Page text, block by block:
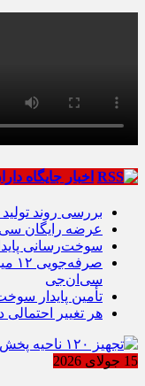
اخبار جایگاه
بررسی روند
عرضه رایگان سی‌ان‌جی در ۹
سوخت‌رسانی
سی‌ان‌جی
تأمین پایدار
هر تغییر احتمالی
15 جولای 2026